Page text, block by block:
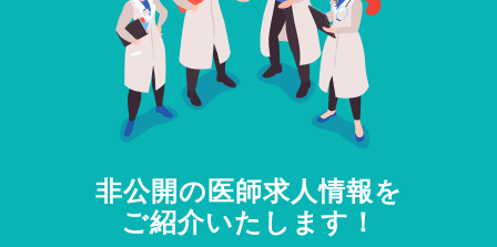
非公開の医師求人情報を
ご紹介いたします！